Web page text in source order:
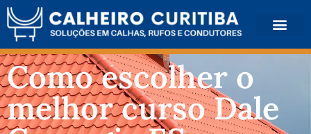
Como escolher o
melhor curso Dale